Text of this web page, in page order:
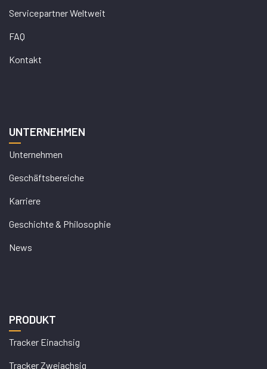
Servicepartner Weltweit
FAQ
Kontakt
UNTERNEHMEN
Unternehmen
Geschäftsbereiche
Karriere
Geschichte & Philosophie
News
PRODUKT
Tracker Einachsig
Tracker Zweiachsig